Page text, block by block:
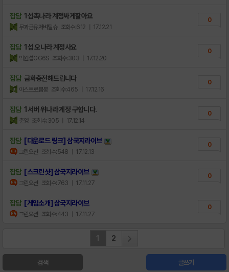
잡담 1섭촉나라 계정싸게팔아요
무과금유저벼틸슈 조회수:612 | 17.12.21
0
잡담 1섭 오나라 계정사요
박원섭GG6S 조회수:303 | 17.12.20
0
잡담 금화충전해드립니다
아스트료붐붕 조회수:465 | 17.12.16
0
잡담 1서버 위나라 계정 구합니다.
춘영 조회수:305 | 17.12.14
0
잡담 [다운로드 링크] 삼국지라이브
그린오션 조회수:548 | 17.12.13
0
잡담 [스크린샷] 삼국지라이브
그린오션 조회수:763 | 17.11.27
0
잡담 [게임소개] 삼국지라이브
그린오션 조회수:443 | 17.11.27
0
1 2
검색 글쓰기